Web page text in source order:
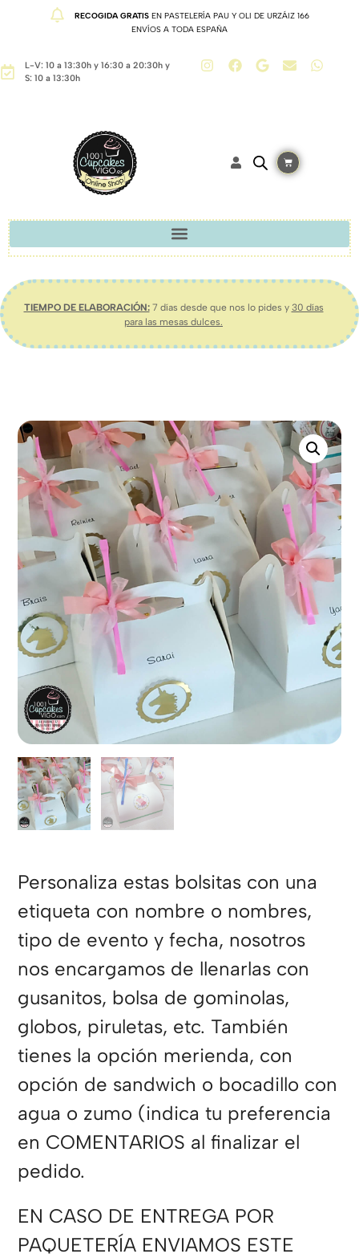
RECOGIDA GRATISEN PASTELERÍA PAU Y OLI DE URZÁIZ 166
ENVÍOS A TODA ESPAÑA
L-V: 10 a 13:30h y 16:30 a 20:30h y
S: 10 a 13:30h
TIEMPO DE ELABORACIÓN:7 días desde que nos lo pides y 30 días
para las mesas dulces.
Personaliza estas bolsitas con una
etiqueta con nombre o nombres,
tipo de evento y fecha, nosotros
nos encargamos de llenarlas con
gusanitos, bolsa de gominolas,
globos, piruletas, etc. También
tienes la opción merienda, con
opción de sandwich o bocadillo con
agua o zumo (indica tu preferencia
en COMENTARIOS al finalizar el
pedido.
EN CASO DE ENTREGA POR
PAQUETERÍA ENVIAMOS ESTE